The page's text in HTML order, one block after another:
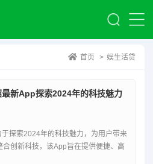
首页 > 娱生活贷
新App探索2024年的科技魅力
探索2024年的科技魅力，为用户带来
创新科技，该App旨在提供便捷、高